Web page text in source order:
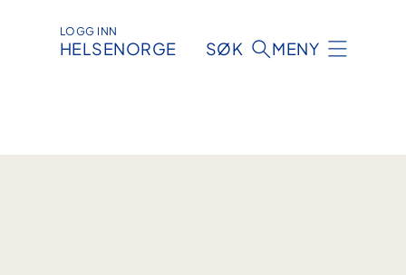
LOGG INN
HELSENORGE SØK MENY